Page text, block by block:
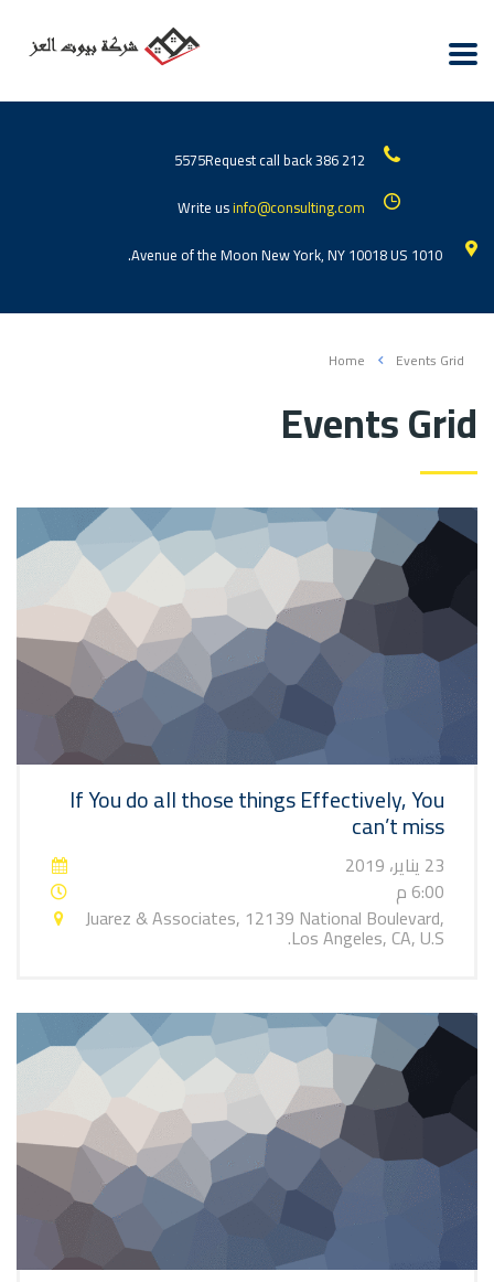
212 386 5575
Request call back
Write usinfo@consulting.com
1010 Avenue of the Moon New York, NY 10018 US.
Home Events Grid
Events Grid
If You do all those things Effectively, You
can’t miss
23 يناير، 2019
6:00 م
Juarez & Associates, 12139 National Boulevard,
Los Angeles, CA, U.S.